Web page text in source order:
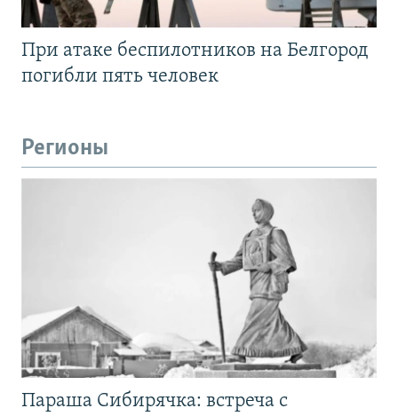
При атаке беспилотников на Белгород
погибли пять человек
Регионы
Параша Сибирячка: встреча с